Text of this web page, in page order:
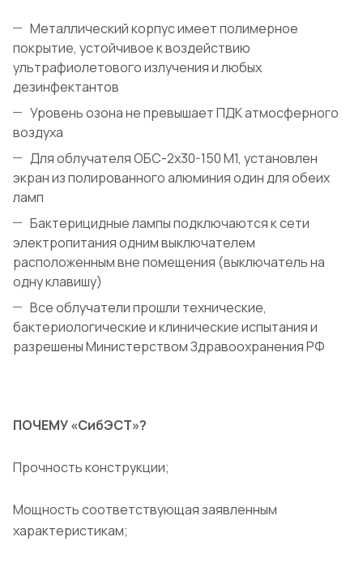
Металлический корпус имеет полимерное
покрытие, устойчивое к воздействию
ультрафиолетового излучения и любых
дезинфектантов
Уровень озона не превышает ПДК атмосферного
воздуха
Для облучателя ОБС-2х30-150 М1, установлен
экран из полированного алюминия один для обеих
ламп
Бактерицидные лампы подключаются к сети
электропитания одним выключателем
расположенным вне помещения (выключатель на
одну клавишу)
Все облучатели прошли технические,
бактериологические и клинические испытания и
разрешены Министерством Здравоохранения РФ
ПОЧЕМУ «СибЭСТ»?
Прочность конструкции;
Мощность соответствующая заявленным
характеристикам;